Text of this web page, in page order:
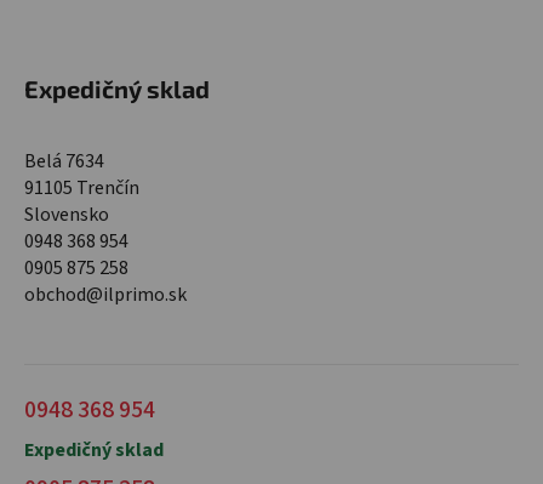
Expedičný sklad
Belá 7634
91105 Trenčín
Slovensko
0948 368 954
0905 875 258
obchod@ilprimo.sk
0948 368 954
Expedičný sklad